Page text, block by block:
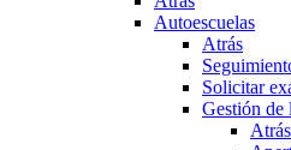
Autoescuelas
Atrás
Solicitar
Gestión de
Atrás